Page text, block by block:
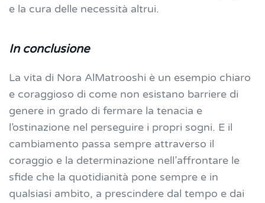
e la cura delle necessità altrui.
In conclusione
La vita di Nora AlMatrooshi è un esempio chiaro
e coraggioso di come non esistano barriere di
genere in grado di fermare la tenacia e
l’ostinazione nel perseguire i propri sogni. E il
cambiamento passa sempre attraverso il
coraggio e la determinazione nell’affrontare le
sfide che la quotidianità pone sempre e in
qualsiasi ambito, a prescindere dal tempo e dai